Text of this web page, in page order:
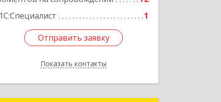
1С:Специалист
1
Отправить заявку
Показать контакты
Отправить заявку
Назад